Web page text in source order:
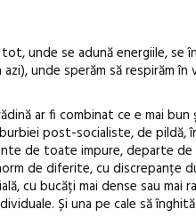
unde se adună energiile, se
unde sperăm să respirăm
ar fi combinat ce e mai bun
post-socialiste, de pildă,
de toate impure, departe de
de diferite, cu discrepanțe
cu bucăți mai dense sau mai
Și una pe cale să